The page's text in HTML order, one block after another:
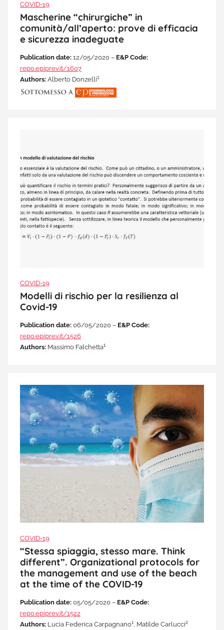
COVID-19
Mascherine “chirurgiche” in
comunità/all’aperto: prove di efficacia
e sicurezza inadeguate
Publication date: 12/05/2020 – E&P Code:
repo.epiprev.it/1607
Authors: Alberto Donzelli1
COVID-19
Modelli di rischio per la resilienza al
Covid-19
Publication date: 06/05/2020 – E&P Code:
repo.epiprev.it/1526
Authors: Massimo Falchetta1
COVID-19
“Stessa spiaggia, stesso mare. Think
different”. Organizational protocols for
the management and use of the beach
at the time of the COVID-19
Publication date: 05/05/2020 – E&P Code:
repo.epiprev.it/1522
Authors: Lucia Federica Carpagnano1 , Matilde Carlucci2